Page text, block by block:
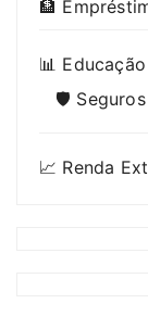
🏦
📊
🛡️
📈 Renda